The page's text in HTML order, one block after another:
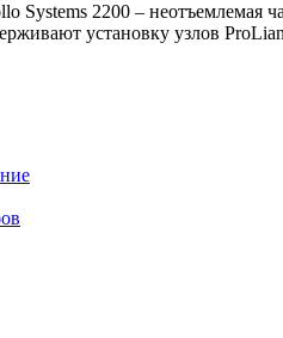
Systems 2200 – неотъемлемая
установку узлов